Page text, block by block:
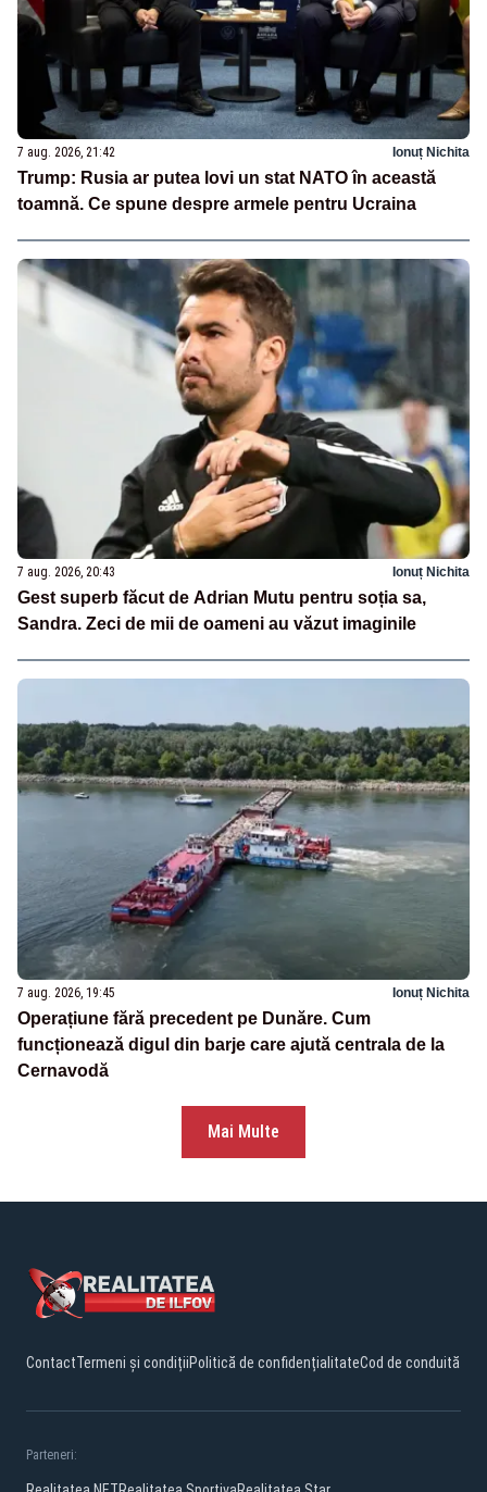
7 aug. 2026, 21:42 Ionuț Nichita
Trump: Rusia ar putea lovi un stat NATO în această
toamnă. Ce spune despre armele pentru Ucraina
7 aug. 2026, 20:43 Ionuț Nichita
Gest superb făcut de Adrian Mutu pentru soția sa,
Sandra. Zeci de mii de oameni au văzut imaginile
7 aug. 2026, 19:45 Ionuț Nichita
Operațiune fără precedent pe Dunăre. Cum
funcționează digul din barje care ajută centrala de la
Cernavodă
Mai Multe
ContactTermeni și condițiiPolitică de confidențialitateCod de conduită
Parteneri: